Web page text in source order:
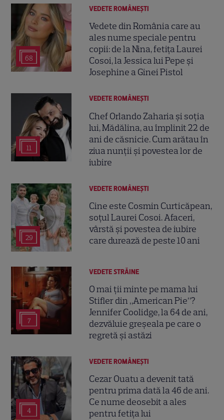
68
VEDETE ROMÂNEŞTI
Vedete din România care au
ales nume speciale pentru
copii: de la Nina, fetița Laurei
Cosoi, la Jessica lui Pepe și
Josephine a Ginei Pistol
11
VEDETE ROMÂNEŞTI
Chef Orlando Zaharia și soția
lui, Mădălina, au împlinit 22 de
ani de căsnicie. Cum arătau în
ziua nunții și povestea lor de
iubire
29
VEDETE ROMÂNEŞTI
Cine este Cosmin Curticăpean,
soțul Laurei Cosoi. Afaceri,
vârstă și povestea de iubire
care durează de peste 10 ani
7
VEDETE STRĂINE
O mai ții minte pe mama lui
Stifler din „American Pie”?
Jennifer Coolidge, la 64 de ani,
dezvăluie greșeala pe care o
regretă și astăzi
4
VEDETE ROMÂNEŞTI
Cezar Ouatu a devenit tată
pentru prima dată la 46 de ani.
Ce nume deosebit a ales
pentru fetița lui